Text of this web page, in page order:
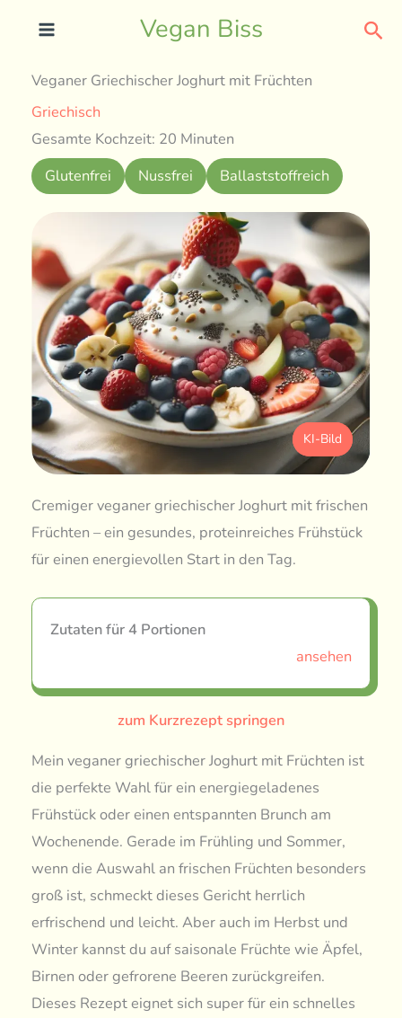
Vegan Biss
Veganer Griechischer Joghurt mit Früchten
Griechisch
Gesamte Kochzeit: 20 Minuten
Glutenfrei
Nussfrei Ballaststoffreich
KI-Bild
Cremiger veganer griechischer Joghurt mit frischen
Früchten – ein gesundes, proteinreiches Frühstück
für einen energievollen Start in den Tag.
Zutaten für 4 Portionen
ansehen
zum Kurzrezept springen
Mein veganer griechischer Joghurt mit Früchten ist
die perfekte Wahl für ein energiegeladenes
Frühstück oder einen entspannten Brunch am
Wochenende. Gerade im Frühling und Sommer,
wenn die Auswahl an frischen Früchten besonders
groß ist, schmeckt dieses Gericht herrlich
erfrischend und leicht. Aber auch im Herbst und
Winter kannst du auf saisonale Früchte wie Äpfel,
Birnen oder gefrorene Beeren zurückgreifen.
Dieses Rezept eignet sich super für ein schnelles